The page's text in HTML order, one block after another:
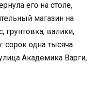
его на столе,
магазин на
грунтовка, валики,
сорок одна тысяча
Академика Варги,